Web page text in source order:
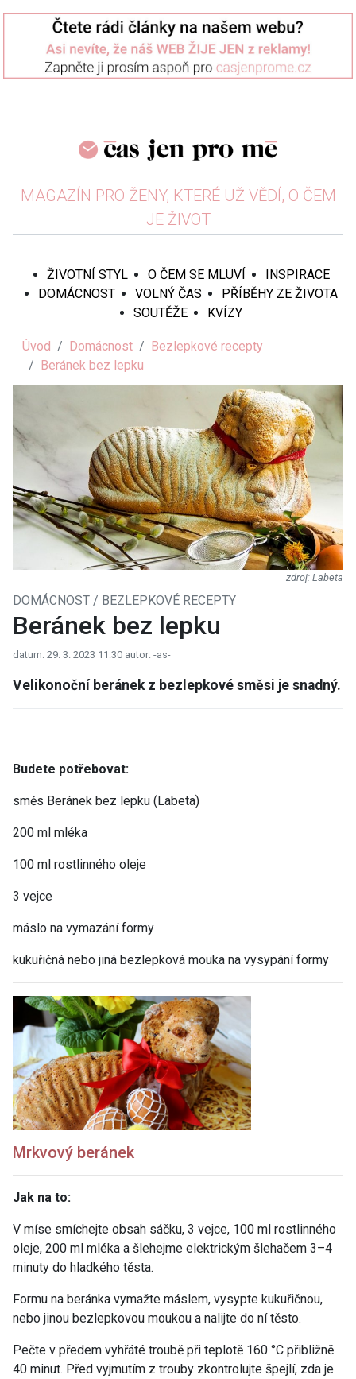
MAGAZÍN PRO ŽENY, KTERÉ UŽ VĚDÍ, O ČEM
JE ŽIVOT
ŽIVOTNÍ STYL O ČEM SE MLUVÍ
INSPIRACE
DOMÁCNOST
VOLNÝ ČAS
PŘÍBĚHY ZE ŽIVOTA
SOUTĚŽE
KVÍZY
Úvod Domácnost
Bezlepkové recepty
Beránek bez lepku
Labeta
DOMÁCNOST / BEZLEPKOVÉ RECEPTY
Beránek bez lepku
datum: 29. 3. 2023 11:30 autor: -as-
Velikonoční beránek z bezlepkové směsi je snadný.
Budete potřebovat:
směs Beránek bez lepku (Labeta)
200 ml mléka
100 ml rostlinného oleje
3 vejce
máslo na vymazání formy
kukuřičná nebo jiná bezlepková mouka na vysypání formy
Mrkvový beránek
Jak na to:
V míse smíchejte obsah sáčku, 3 vejce, 100 ml rostlinného
oleje, 200 ml mléka a šlehejme elektrickým šlehačem 3–4
minuty do hladkého těsta.
Formu na beránka vymažte máslem, vysypte kukuřičnou,
nebo jinou bezlepkovou moukou a nalijte do ní těsto.
Pečte v předem vyhřáté troubě při teplotě 160 °C přibližně
40 minut. Před vyjmutím z trouby zkontrolujte špejlí, zda je